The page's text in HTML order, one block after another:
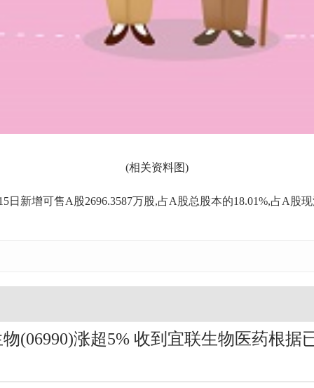
(相关资料图)
日新增可售A股2696.3587万股,占A股总股本的18.01%,占A股
(06990)涨超5% 收到宜联生物医药根据